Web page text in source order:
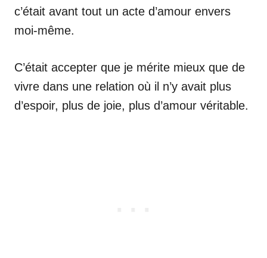
c’était avant tout un acte d’amour envers
moi-même.
C’était accepter que je mérite mieux que de
vivre dans une relation où il n’y avait plus
d’espoir, plus de joie, plus d’amour véritable.